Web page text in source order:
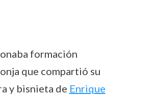
formación
que compartió su
y bisnieta de Enrique